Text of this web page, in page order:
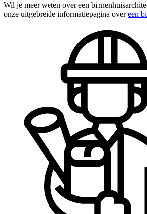
Wil je meer weten over een
onze uitgebreide informatiepagina overeen